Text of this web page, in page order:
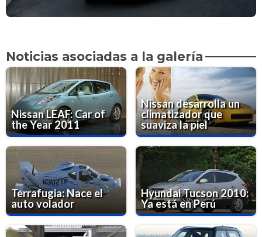
Noticias asociadas a la galería
Nissan LEAF: Car of
the Year 2011
Nissan desarrolla un
climatizador que
suaviza la piel
Terrafugia: Nace el
auto volador
Hyundai Tucson 2010:
Ya está en Perú